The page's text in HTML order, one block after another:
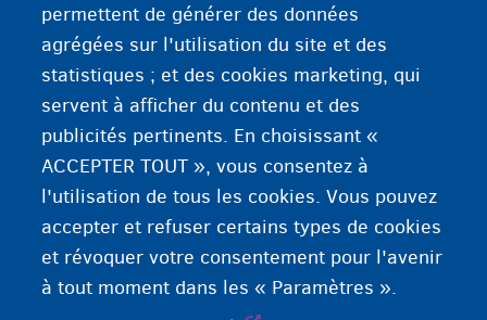
Trouver son propre logement Besoin d'un abri
permettent de générer des données
agrégées sur l'utilisation du site et des
statistiques ; et des cookies marketing, qui
servent à afficher du contenu et des
publicités pertinents. En choisissant «
ACCEPTER TOUT », vous consentez à
l'utilisation de tous les cookies. Vous pouvez
accepter et refuser certains types de cookies
et révoquer votre consentement pour l'avenir
à tout moment dans les « Paramètres ».